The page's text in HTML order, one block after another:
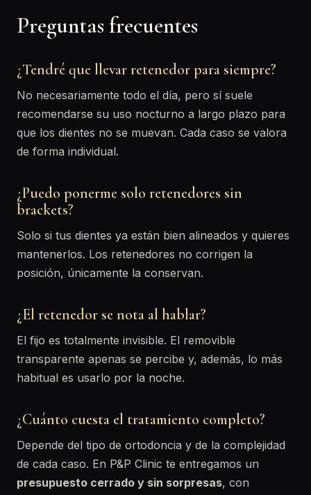
Preguntas frecuentes
¿Tendré que llevar retenedor para siempre?
No necesariamente todo el día, pero sí suele
recomendarse su uso nocturno a largo plazo para
que los dientes no se muevan. Cada caso se valora
de forma individual.
¿Puedo ponerme solo retenedores sin
brackets?
Solo si tus dientes ya están bien alineados y quieres
mantenerlos. Los retenedores no corrigen la
posición, únicamente la conservan.
¿El retenedor se nota al hablar?
El fijo es totalmente invisible. El removible
transparente apenas se percibe y, además, lo más
habitual es usarlo por la noche.
¿Cuánto cuesta el tratamiento completo?
Depende del tipo de ortodoncia y de la complejidad
de cada caso. En P&P Clinic te entregamos un
presupuesto cerrado y sin sorpresas, con